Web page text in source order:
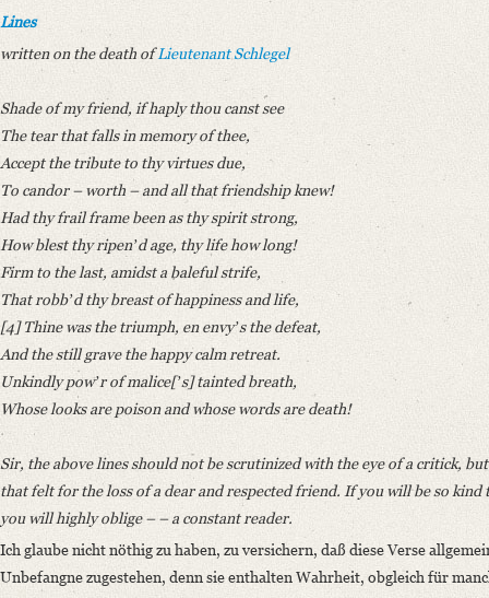
Lines
written on the death ofLieutenant Schlegel
Shade of my friend, if haply thou canst see
The tear that falls in memory of thee,
Accept the tribute to thy virtues due,
To candor – worth – and all that friendship knew!
Had thy frail frame been as thy spirit strong,
How blest thy ripenʼd age, thy life how long!
Firm to the last, amidst a baleful strife,
That robbʼd thy breast of happiness and life,
[4] Thine was the triumph, en envyʼs the defeat,
And the still grave the happy calm retreat.
Unkindly powʼr of malice[ʼs] tainted breath,
Whose looks are poison and whose words are death!
Sir, the above lines should not be scrutinized with the eye of a critick,
that felt for the loss of a dear and respected friend. If you will be so kind
you will highly oblige – – a constant reader.
Ich glaube nicht nöthig zu haben, zu versichern, daß diese Verse
Unbefangne zugestehen, denn sie enthalten Wahrheit, obgleich für